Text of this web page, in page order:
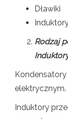
Dławiki
Rodzaj
elektrycznym.
Induktory